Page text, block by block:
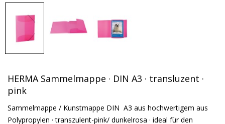
HERMA Sammelmappe · DIN A3 · transluzent ·
pink
Sammelmappe / Kunstmappe DIN A3 aus hochwertigem aus
Polypropylen · transzulent-pink/ dunkelrosa · ideal für den